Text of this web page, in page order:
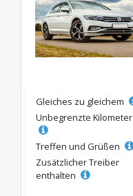
Gleiches zu gleichem
Unbegrenzte Kilometer
Treffen und Grüßen
Zusätzlicher Treiber
enthalten